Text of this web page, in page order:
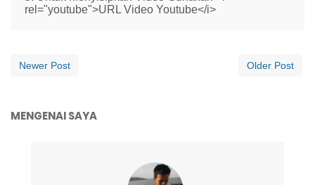
rel="youtube">URL Video Youtube</i>
Newer Post Older Post
MENGENAI SAYA